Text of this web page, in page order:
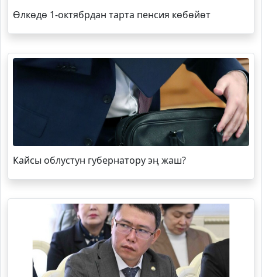
Өлкөдө 1-октябрдан тарта пенсия көбөйөт
Кайсы облустун губернатору эң жаш?